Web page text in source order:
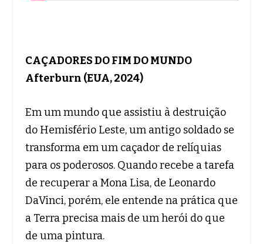
CAÇADORES DO FIM DO MUNDO
Afterburn (EUA, 2024)
Em um mundo que assistiu à destruição
do Hemisfério Leste, um antigo soldado se
transforma em um caçador de relíquias
para os poderosos. Quando recebe a tarefa
de recuperar a Mona Lisa, de Leonardo
DaVinci, porém, ele entende na prática que
a Terra precisa mais de um herói do que
de uma pintura.